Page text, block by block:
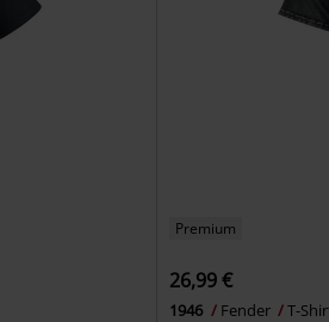
Premium
26,99 €
1946 Fender T-